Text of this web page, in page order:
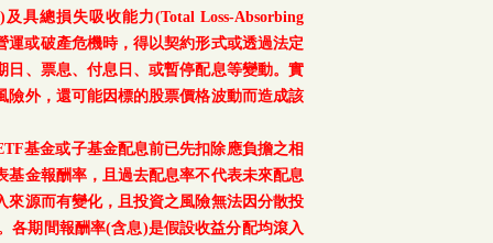
具總損失吸收能力(Total Loss-Absorbing
或破產危機時，得以契約形式或透過法定
、票息、付息日、或暫停配息等變動。實
外，還可能因標的股票價格波動而造成該
基金或子基金配息前已先扣除應負擔之相
金報酬率，且過去配息率不代表未來配息
源而有變化，且投資之風險無法因分散投
各期間報酬率(含息)是假設收益分配均滾入